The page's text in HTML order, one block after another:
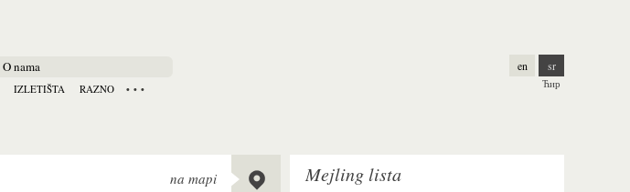
IZLETIŠTA RAZNO
O nama en sr
Ћир
na mapi
Long:
19.896736Mejling lista